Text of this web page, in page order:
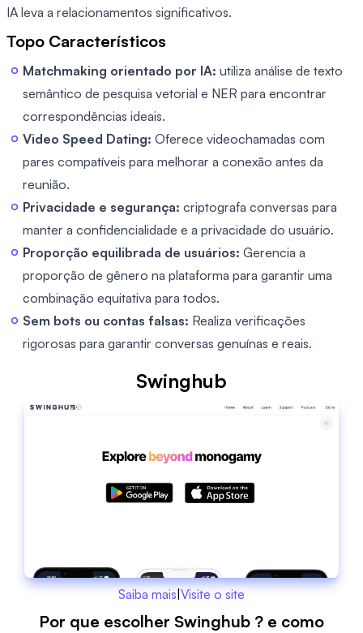
IA leva a relacionamentos significativos.
Topo Característicos
Matchmaking orientado por IA: utiliza análise de texto
semântico de pesquisa vetorial e NER para encontrar
correspondências ideais.
Video Speed Dating: Oferece videochamadas com
pares compatíveis para melhorar a conexão antes da
reunião.
Privacidade e segurança: criptografa conversas para
manter a confidencialidade e a privacidade do usuário.
Proporção equilibrada de usuários: Gerencia a
proporção de gênero na plataforma para garantir uma
combinação equitativa para todos.
Sem bots ou contas falsas: Realiza verificações
rigorosas para garantir conversas genuínas e reais.
Swinghub
Saiba mais Visite o site
Por que escolher Swinghub ? e como